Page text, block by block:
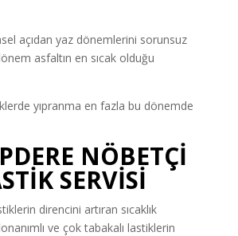
açıdan yaz dönemlerini sorunsuz
asfaltın en sıcak olduğu
yıpranma en fazla bu dönemde
NÖBETÇİ
SERVİSİ
direncini artıran sıcaklık
ve çok tabakalı lastiklerin